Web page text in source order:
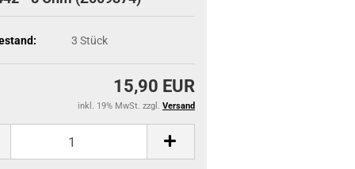
3 Stück
15,90 EUR
inkl. 19% MwSt. zzgl. Versand